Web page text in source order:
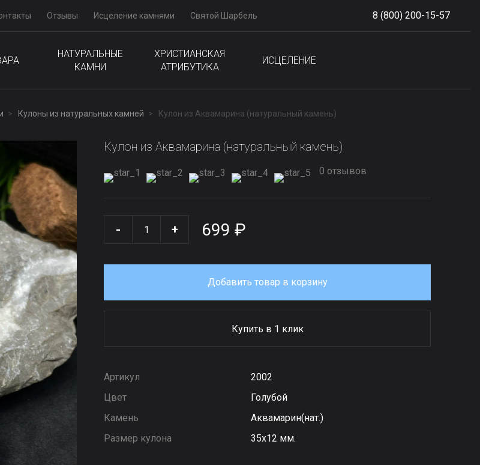
Отзывы Исцеление камнями Святой Шарбель 8 (800) 200-15-57
НАТУРАЛЬНЫЕ
КАМНИ
ХРИСТИАНСКАЯ
АТРИБУТИКА
ИСЦЕЛЕНИЕ
Кулоны из натуральных камней Кулон из Аквамарина (натуральный камень)
Кулон из Аквамарина (натуральный камень)
0 отзывов
- + 699 ₽
Добавить товар в корзину
Купить в 1 клик
Артикул
2002
Цвет
Голубой
Камень
Аквамарин(нат.)
Размер кулона
35х12 мм.